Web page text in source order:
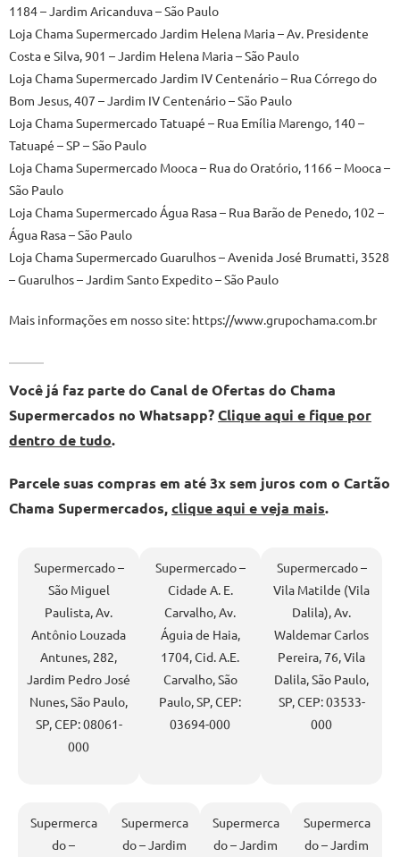
1184 – Jardim Aricanduva – São Paulo
Loja Chama Supermercado Jardim Helena Maria – Av. Presidente
Costa e Silva, 901 – Jardim Helena Maria – São Paulo
Loja Chama Supermercado Jardim IV Centenário – Rua Córrego do
Bom Jesus, 407 – Jardim IV Centenário – São Paulo
Loja Chama Supermercado Tatuapé – Rua Emília Marengo, 140 –
Tatuapé – SP – São Paulo
Loja Chama Supermercado Mooca – Rua do Oratório, 1166 – Mooca –
São Paulo
Loja Chama Supermercado Água Rasa – Rua Barão de Penedo, 102 –
Água Rasa – São Paulo
Loja Chama Supermercado Guarulhos – Avenida José Brumatti, 3528
– Guarulhos – Jardim Santo Expedito – São Paulo
Mais informações em nosso site: https://www.grupochama.com.br
Você já faz parte do Canal de Ofertas do Chama
Supermercados no Whatsapp?Clique aqui e fique por
dentro de tudo.
Parcele suas compras em até 3x sem juros com o Cartão
Chama Supermercados,clique aqui e veja mais.
Supermercado –
São Miguel
Paulista, Av.
Antônio Louzada
Antunes, 282,
Jardim Pedro José
Nunes, São Paulo,
SP, CEP: 08061-
000
Supermercado –
Cidade A. E.
Carvalho, Av.
Águia de Haia,
1704, Cid. A.E.
Carvalho, São
Paulo, SP, CEP:
03694-000
Supermercado –
Vila Matilde (Vila
Dalila), Av.
Waldemar Carlos
Pereira, 76, Vila
Dalila, São Paulo,
SP, CEP: 03533-
000
Supermerca
do –
Supermerca
do – Jardim
Supermerca
do – Jardim
Supermerca
do – Jardim